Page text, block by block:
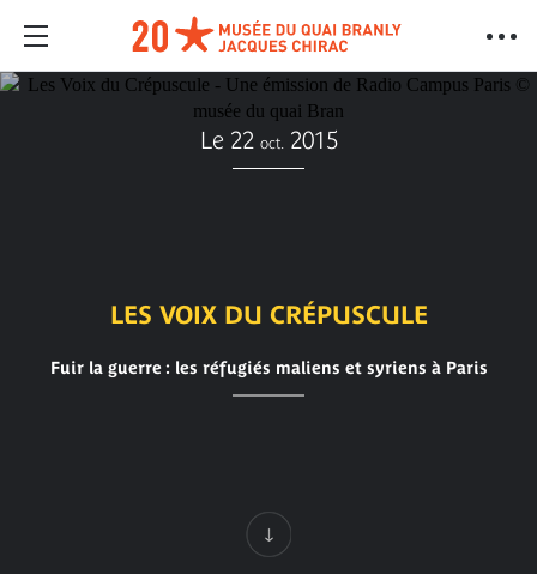
Le 22 oct. 2015
LES VOIX DU CRÉPUSCULE
Fuir la guerre : les réfugiés maliens et syriens à Paris